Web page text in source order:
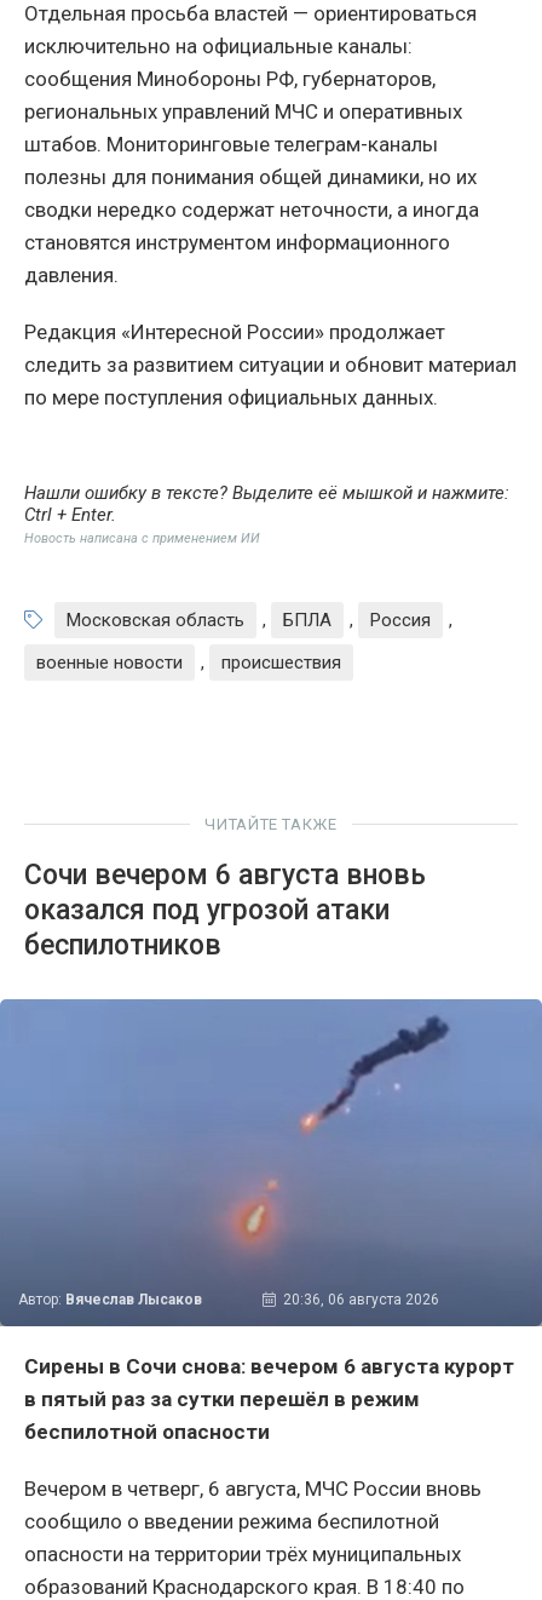
Отдельная просьба властей — ориентироваться
исключительно на официальные каналы:
сообщения Минобороны РФ, губернаторов,
региональных управлений МЧС и оперативных
штабов. Мониторинговые телеграм-каналы
полезны для понимания общей динамики, но их
сводки нередко содержат неточности, а иногда
становятся инструментом информационного
давления.
Редакция «Интересной России» продолжает
следить за развитием ситуации и обновит материал
по мере поступления официальных данных.
Нашли ошибку в тексте? Выделите её мышкой и нажмите:
Ctrl + Enter.
Новость написана с применением ИИ
Московская область , БПЛА , Россия
,
военные новости
, происшествия
ЧИТАЙТЕ ТАКЖЕ
Сочи вечером 6 августа вновь
оказался под угрозой атаки
беспилотников
Автор: Вячеслав Лысаков 20:36, 06 августа 2026
Сирены в Сочи снова: вечером 6 августа курорт
в пятый раз за сутки перешёл в режим
беспилотной опасности
Вечером в четверг, 6 августа, МЧС России вновь
сообщило о введении режима беспилотной
опасности на территории трёх муниципальных
образований Краснодарского края. В 18:40 по